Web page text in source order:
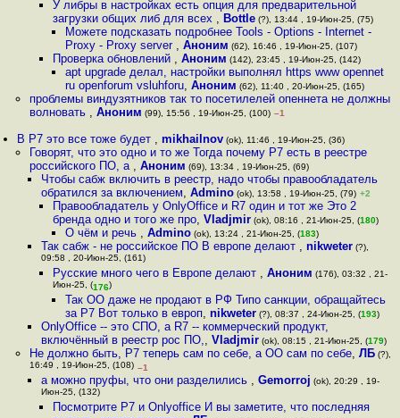
У либры в настройках есть опция для предварительной
загрузки общих либ для всех , Bottle (?), 13:44 , 19-Июн-25, (75)
Можете подсказать подробнее Tools - Options - Internet -
Proxy - Proxy server , Аноним (62), 16:46 , 19-Июн-25, (107)
Проверка обновлений ,Аноним (142), 23:45 , 19-Июн-25, (142)
apt upgrade делал, настройки выполнял https www opennet
ru openforum vsluhforu, Аноним (62), 11:40 , 20-Июн-25, (165)
проблемы виндузятников так то посетилелей опеннета не должны
волновать , Аноним (99), 15:56 , 19-Июн-25, (100) –1
В Р7 это все тоже будет ,mikhailnov (ok), 11:46 , 19-Июн-25, (36)
Говорят, что это одно и то же Тогда почему Р7 есть в реестре
российского ПО, а , Аноним (69), 13:34 , 19-Июн-25, (69)
Чтобы сабж включить в реестр, надо чтобы правообладатель
обратился за включением, Admino(ok), 13:58 , 19-Июн-25, (79) +2
Правообладатель у OnlyOffice и R7 один и тот же Это 2
бренда одно и того же про,Vladjmir (ok), 08:16 , 21-Июн-25, (180)
О чём и речь , Admino(ok), 13:24 , 21-Июн-25, (183)
Так сабж - не российское ПО В европе делают , nikweter(?),
09:58 , 20-Июн-25, (161)
Русские много чего в Европе делают ,Аноним (176), 03:32 , 21-
Июн-25, (176)
Так ОО даже не продают в РФ Типо санкции, обращайтесь
за Р7 Вот только в европ, nikweter(?), 08:37 , 24-Июн-25, (193)
OnlyOffice -- это СПО, а R7 -- коммерческий продукт,
включённый в реестр рос ПО,, Vladjmir(ok), 08:15 , 21-Июн-25, (179)
Не должно быть, Р7 теперь сам по себе, а OO сам по себе, ЛБ(?),
16:49 , 19-Июн-25, (108) –1
а можно пруфы, что они разделились , Gemorroj (ok), 20:29 , 19-
Июн-25, (132)
Посмотрите Р7 и Onlyoffice И вы заметите, что последняя